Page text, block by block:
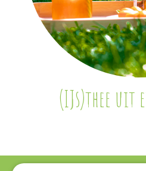
(IJs)thee uit